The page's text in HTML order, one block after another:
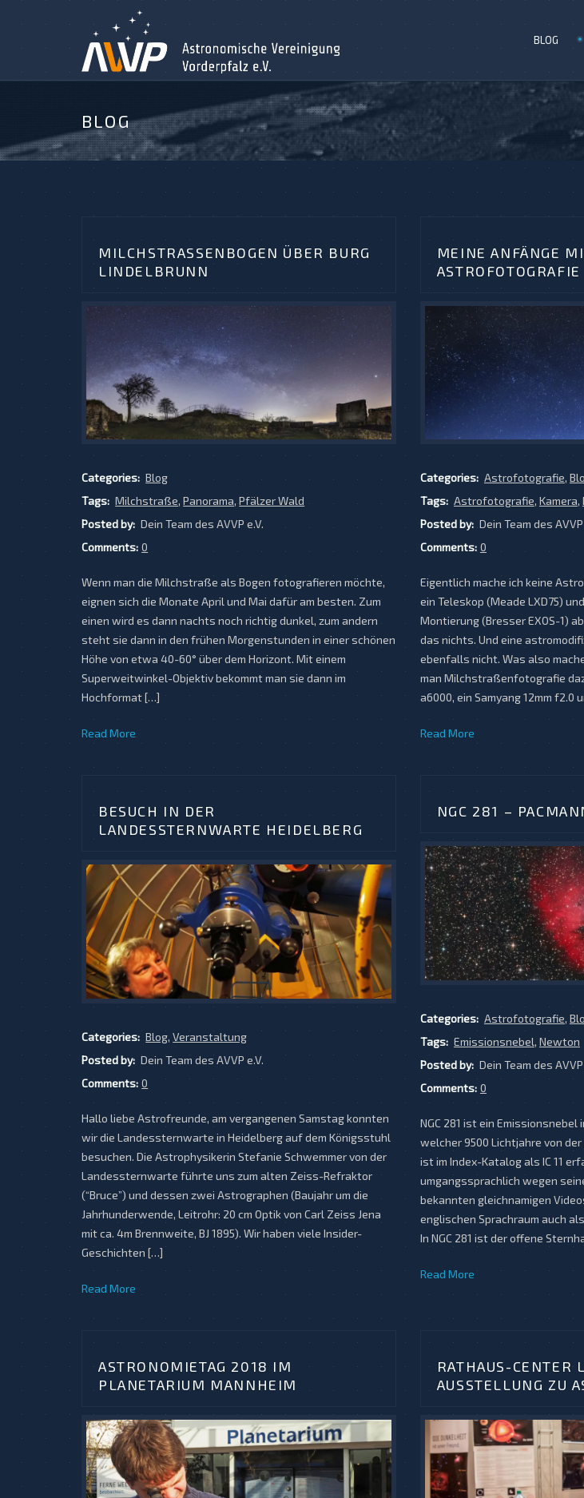
BLOG
BLOG
MILCHSTRASSENBOGEN ÜBER BURG L
INDELBRUNN
Categories: Blog
Tags: Milchstraße,Panorama,Pfälzer Wald
Posted by: Dein Team des AVVP e.V.
Comments: 0
Wenn man die Milchstraße als Bogen fotografieren möchte,
eignen sich die Monate April und Mai dafür am besten. Zum
einen wird es dann nachts noch richtig dunkel, zum andern
steht sie dann in den frühen Morgenstunden in einer schönen
Höhe von etwa 40-60° über dem Horizont. Mit einem
Superweitwinkel-Objektiv bekommt man sie dann im
Hochformat […]
Read More
MEINE ANFÄNGE
ASTROFOTOGRAFIE
Categories: Astrofotografie,
Tags: Astrofotografie, Kamera,
Posted by: Dein Team des AVVP
Comments: 0
Eigentlich mache ich keine
ein Teleskop (Meade LXD75)
Montierung (Bresser EXOS-1)
das nichts. Und eine
ebenfalls nicht. Was also
man Milchstraßenfotografie
a6000, ein Samyang 12mm f2.0
Read More
BESUCH IN DER
LANDESSTERNWARTE HEIDELBERG
Categories: Blog,Veranstaltung
Posted by: Dein Team des AVVP e.V.
Comments: 0
Hallo liebe Astrofreunde, am vergangenen Samstag konnten
wir die Landessternwarte in Heidelberg auf dem Königsstuhl
besuchen. Die Astrophysikerin Stefanie Schwemmer von der
Landessternwarte führte uns zum alten Zeiss-Refraktor
(“Bruce”) und dessen zwei Astrographen (Baujahr um die
Jahrhunderwende, Leitrohr: 20 cm Optik von Carl Zeiss Jena
mit ca. 4m Brennweite, BJ 1895). Wir haben viele Insider-
Geschichten […]
Read More
NGC 281 –
Categories: Astrofotografie,
Tags: Emissionsnebel, Newton
Posted by: Dein Team des AVVP
Comments: 0
NGC 281 ist ein Emissionsnebel
welcher 9500 Lichtjahre von
ist im Index-Katalog als IC 11
umgangssprachlich wegen
bekannten gleichnamigen
englischen Sprachraum auch
In NGC 281 ist der offene
Read More
ASTRONOMIETAG 2018 IM
PLANETARIUM MANNHEIM
RATHAUS-CENTER
AUSSTELLUNG ZU